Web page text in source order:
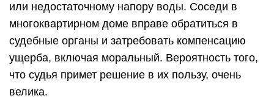
или недостаточному напору воды. Соседи в
многоквартирном доме вправе обратиться в
судебные органы и затребовать компенсацию
ущерба, включая моральный. Вероятность того,
что судья примет решение в их пользу, очень
велика.